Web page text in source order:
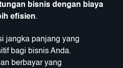
bisnis dengan biaya
efisien.
jangka panjang yang
bagi bisnis Anda.
berbayar yang